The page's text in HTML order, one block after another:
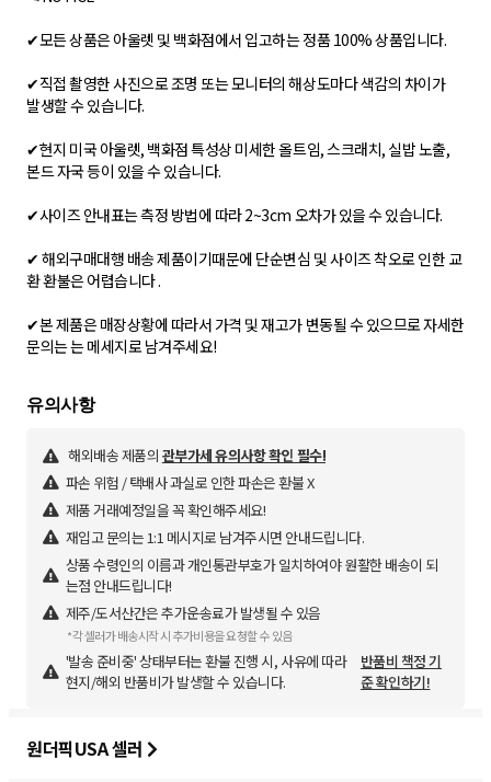
✔모든 상품은 아울렛 및 백화점에서 입고하는 정품 100% 상품입니다.
✔직접 촬영한 사진으로 조명 또는 모니터의 해상도마다 색감의 차이가
발생할 수 있습니다.
✔현지 미국 아울렛, 백화점 특성상 미세한 올트임, 스크래치, 실밥 노출,
본드 자국 등이 있을 수 있습니다.
✔사이즈 안내표는 측정 방법에 따라 2~3cm 오차가 있을 수 있습니다.
✔ 해외구매대행 배송 제품이기때문에 단순변심 및 사이즈 착오로 인한 교
환 환불은 어렵습니다 .
✔본 제품은 매장상황에 따라서 가격 및 재고가 변동될 수 있으므로 자세한
문의는 는 메세지로 남겨주세요!
유의사항
해외배송 제품의 관부가세 유의사항 확인 필수!
파손 위험 / 택배사 과실로 인한 파손은 환불 X
제품 거래예정일을 꼭 확인해주세요!
재입고 문의는 1:1 메시지로 남겨주시면 안내드립니다.
상품 수령인의 이름과 개인통관부호가 일치하여야 원활한 배송이 되
는점 안내드립니다!
제주/도서산간은 추가운송료가 발생될 수 있음
*각 셀러가 배송시작 시 추가비용을 요청할 수 있음
'발송 준비중' 상태부터는 환불 진행 시, 사유에 따라
현지/해외 반품비가 발생할 수 있습니다.
반품비 책정 기
준 확인하기!
원더픽USA 셀러